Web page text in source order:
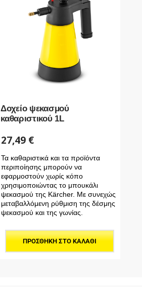
Δοχείο ψεκασμού
καθαριστικού 1L
27,49 €
Τα καθαριστικά και τα προϊόντα
περιποίησης μπορούν να
εφαρμοστούν χωρίς κόπο
χρησιμοποιώντας το μπουκάλι
ψεκασμού της Kärcher. Με συνεχώς
μεταβαλλόμενη ρύθμιση της δέσμης
ψεκασμού και της γωνίας.
ΠΡΟΣΘΉΚΗ ΣΤΟ ΚΑΛΆΘΙ